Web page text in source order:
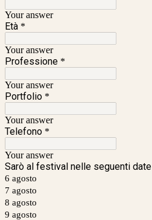
Your answer
Età *
Your answer
Professione *
Your answer
Portfolio *
Your answer
Telefono *
Your answer
Sarò al festival nelle seguenti date
6 agosto
7 agosto
8 agosto
9 agosto